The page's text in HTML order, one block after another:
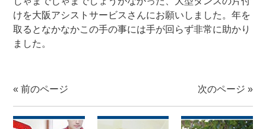
けを大阪アシストサービスさんにお願いしました。年を
取るとなかなかこの手の事には手が回らず非常に助かり
ました。
«前のページ 次のページ »